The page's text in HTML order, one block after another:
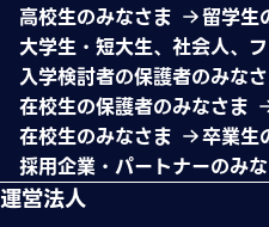
高校生のみなさま
留学生
大学生・短大生、社会人、
入学検討者の保護者のみな
在校生の保護者のみなさま
在校生のみなさま
卒業生
採用企業・パートナーのみ
運営法人